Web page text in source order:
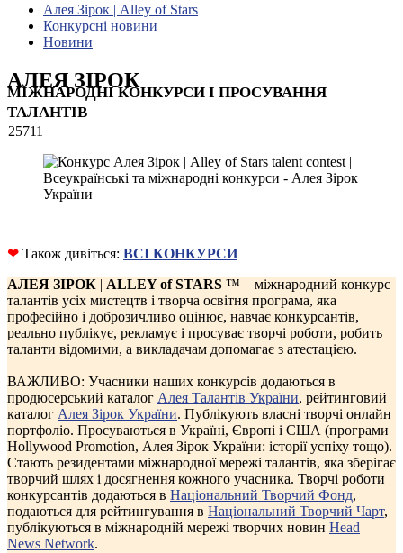
Алея Зірок | Alley of Stars
Конкурсні новини
Новини
АЛЕЯ ЗІРОК
МІЖНАРОДНІ КОНКУРСИ І ПРОСУВАННЯ
ТАЛАНТІВ
25711
❤ Також дивіться: ВСІ КОНКУРСИ
АЛЕЯ ЗІРОК
ALLEY of STARS ™ – міжнародний конкурс
талантів усіх мистецтв і творча освітня програма, яка
професійно і доброзичливо оцінює, навчає конкурсантів,
реально публікує, рекламує і просуває творчі роботи, робить
таланти відомими, а викладачам допомагає з атестацією.
ВАЖЛИВО: Учасники наших конкурсів додаються в
продюсерський каталог Алея Талантів України, рейтинговий
каталог Алея Зірок України. Публікують власні творчі онлайн
портфоліо. Просуваються в Україні, Європі і США (програми
Hollywood Promotion, Алея Зірок України: історії успіху тощо).
Стають резидентами міжнародної мережі талантів, яка зберігає
творчий шлях і досягнення кожного учасника. Творчі роботи
конкурсантів додаються в Національний Творчий Фонд,
подаються для рейтингування в Національний Творчий Чарт,
публікуються в міжнародній мережі творчих новин Head
News Network.